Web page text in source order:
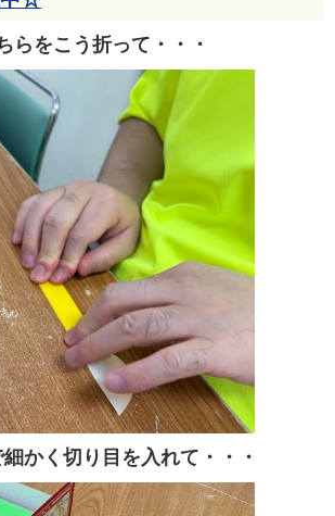
らをこう折って・・・
かく切り目を入れて・・・